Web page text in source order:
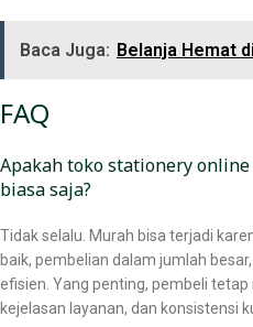
Baca Juga: Belanja Hemat
FAQ
Apakah toko stationery
biasa saja?
Tidak selalu. Murah bisa terjadi
baik, pembelian dalam jumlah
efisien. Yang penting, pembeli
kejelasan layanan, dan konsistensi